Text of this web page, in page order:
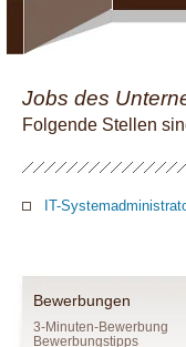
Jobs des
Folgende Stellen
IT-
Bewerbungen
3-Minuten-Bewerbung
Bewerbungstipps